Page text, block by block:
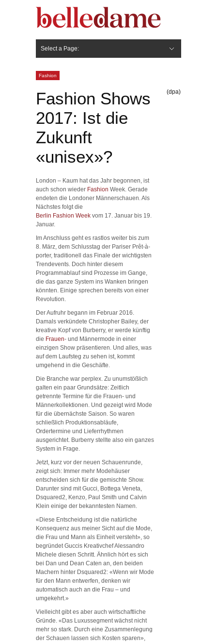
Select a Page:
Fashion
Fashion Shows
2017: Ist die
Zukunft
«unisex»?
(dpa)
London – Kaum hat das Jahr begonnen, ist
auch schon wieder Fashion Week. Gerade
endeten die Londoner Männerschauen. Als
Nächstes folgt die
Berlin Fashion Week vom 17. Januar bis 19.
Januar.
Im Anschluss geht es rastlos weiter bis zum
8. März, dem Schlusstag der Pariser Prêt-à-
porter, traditionell das Finale der wichtigsten
Trendevents. Doch hinter diesem
Programmablauf sind Prozesse im Gange,
die das ganze System ins Wanken bringen
könnten. Einige sprechen bereits von einer
Revolution.
Der Aufruhr begann im Februar 2016.
Damals verkündete Christopher Bailey, der
kreative Kopf von Burberry, er werde künftig
die Frauen- und Männermode in einer
einzigen Show präsentieren. Und alles, was
auf dem Laufsteg zu sehen ist, kommt
umgehend in die Geschäfte.
Die Branche war perplex. Zu unumstößlich
galten ein paar Grundsätze: Zeitlich
getrennte Termine für die Frauen- und
Männerkollektionen. Und gezeigt wird Mode
für die übernächste Saison. So waren
schließlich Produktionsabläufe,
Ordertermine und Lieferrhythmen
ausgerichtet. Burberry stellte also ein ganzes
System in Frage.
Jetzt, kurz vor der neuen Schauenrunde,
zeigt sich: Immer mehr Modehäuser
entscheiden sich für die gemischte Show.
Darunter sind mit Gucci, Bottega Veneta,
Dsquared2, Kenzo, Paul Smith und Calvin
Klein einige der bekanntesten Namen.
«Diese Entscheidung ist die natürliche
Konsequenz aus meiner Sicht auf die Mode,
die Frau und Mann als Einheit versteht», so
begründet Guccis Kreativchef Alessandro
Michele diesen Schritt. Ähnlich hört es sich
bei Dan und Dean Caten an, den beiden
Machern hinter Dsquared2: «Wenn wir Mode
für den Mann entwerfen, denken wir
automatisch auch an die Frau – und
umgekehrt.»
Vielleicht gibt es aber auch wirtschaftliche
Gründe. «Das Luxussegment wächst nicht
mehr so stark. Durch eine Zusammenlegung
der Schauen lassen sich Kosten sparen»,